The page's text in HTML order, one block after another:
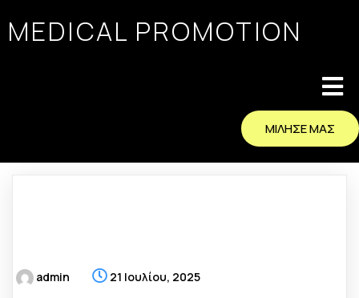
MEDICAL PROMOTION
ΜΙΛΗΣΕ ΜΑΣ
admin 21 Ιουλίου, 2025